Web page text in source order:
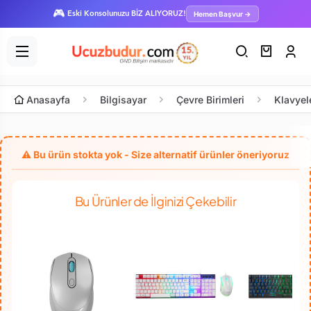
🎮 Eski Konsolunuzu BİZ ALIYORUZ! Hemen Başvur →
Anasayfa Bilgisayar Çevre Birimleri
Bu Ürünler de İlginizi Çekebilir